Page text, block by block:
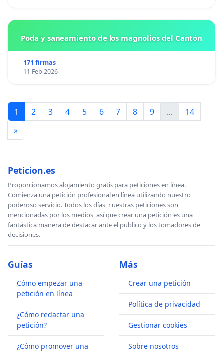
Poda y saneamiento de los magnolios del Cantón
171 firmas
11 Feb 2026
1 2 3 4 5 6 7 8 9 ...
14
»
Peticion.es
Proporcionamos alojamiento gratis para peticiones en línea.
Comienza una petición profesional en línea utilizando nuestro
poderoso servicio. Todos los días, nuestras peticiones son
mencionadas por los medios, así que crear una petición es una
fantástica manera de destacar ante el publico y los tomadores de
decisiones.
Guías
Cómo empezar una
petición en línea
¿Cómo redactar una
petición?
¿Cómo promover una
Más
Crear una petición
Política de privacidad
Gestionar cookies
Sobre nosotros